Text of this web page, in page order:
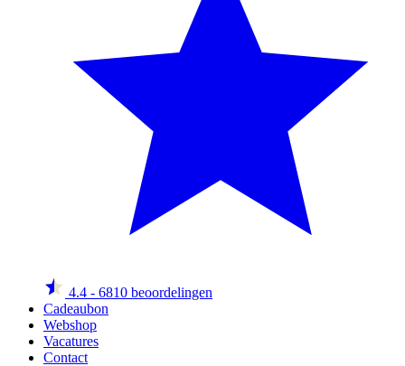
4.4 - 6810 beoordelingen
Cadeaubon
Webshop
Vacatures
Contact